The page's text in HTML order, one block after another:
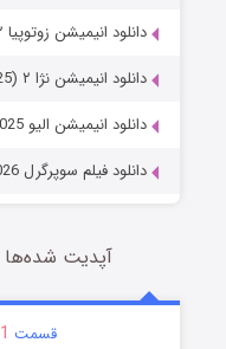
دانلود انیمیشن زوتوپیا ۲ Zootopia 2 (2025)
دانلود انیمیشن نژا ۲ Ne Zha 2 (2025)
دانلود انیمیشن الیو Elio 2025
دانلود فیلم سوپرگرل Supergirl 2026
آپدیت شده‌ها
قسمت 1 (زیرنویس)